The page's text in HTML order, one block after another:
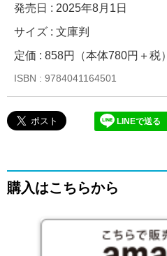
発売日 : 2025年8月1日
サイズ : 文庫判
定価 : 858円（本体780円＋税）
ISBN : 9784041164501
LINEで送る
購入はこちらから